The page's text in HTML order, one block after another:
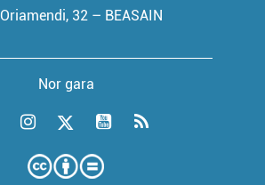
Oriamendi, 32 – BEASAIN
Nor gara